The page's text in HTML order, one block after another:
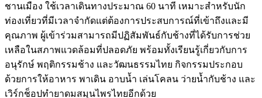
ชานเมือง ใช้เวลาเดินทางประมาณ 60 นาที เหมาะสำหรับนัก
ท่องเที่ยวที่มีเวลาจำกัดแต่ต้องการประสบการณ์ที่เข้าถึงและมี
คุณภาพ ผู้เข้าร่วมสามารถมีปฏิสัมพันธ์กับช้างที่ได้รับการช่วย
เหลือในสภาพแวดล้อมที่ปลอดภัย พร้อมทั้งเรียนรู้เกี่ยวกับการ
อนุรักษ์ พฤติกรรมช้าง และวัฒนธรรมไทย กิจกรรมประกอบ
ด้วยการให้อาหาร พาเดิน อาบน้ำ เล่นโคลน ว่ายน้ำกับช้าง และ
เวิร์กช็อปทำยาดมสมุนไพรไทยอีกด้วย